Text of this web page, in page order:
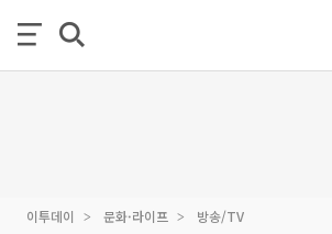
이투데이 문화·라이프 방송/TV